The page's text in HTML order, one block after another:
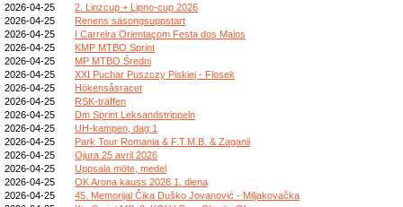
2026-04-25
2. Linzcup + Lipno-cup 2026
2026-04-25
Renens säsongsuppstart
2026-04-25
I Carreira Orientaçom Festa dos Maios
2026-04-25
KMP MTBO Sprint
2026-04-25
MP MTBO Średni
2026-04-25
XXI Puchar Puszczy Piskiej - Flosek
2026-04-25
Hökensåsracet
2026-04-25
RSK-träffen
2026-04-25
Dm Sprint Leksandstrippeln
2026-04-25
UH-kampen, dag 1
2026-04-25
Park Tour Romania & F.T.M.B. & Zaganii
2026-04-25
Ojura 25 avril 2026
2026-04-25
Uppsala möte, medel
2026-04-25
OK Arona kauss 2026 1. diena
2026-04-25
45. Memorijal Čika Duško Jovanović - Miljakovačka